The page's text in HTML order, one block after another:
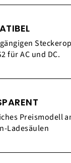
für AC und DC.
Preismodell
Ladesäulen